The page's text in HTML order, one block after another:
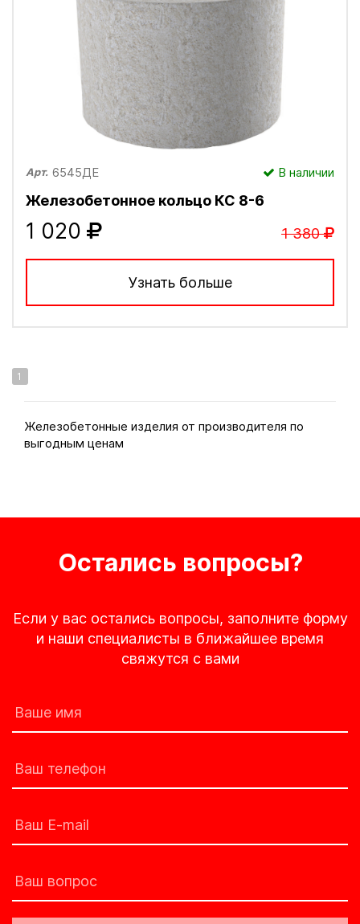
Арт. 6545ДЕ В наличии
Железобетонное кольцо КС 8-6
1 020 1 380
Узнать больше
1
Железобетонные изделия от производителя по
выгодным ценам
Остались вопросы?
Если у вас остались вопросы, заполните форму
и наши специалисты в ближайшее время
свяжутся с вами